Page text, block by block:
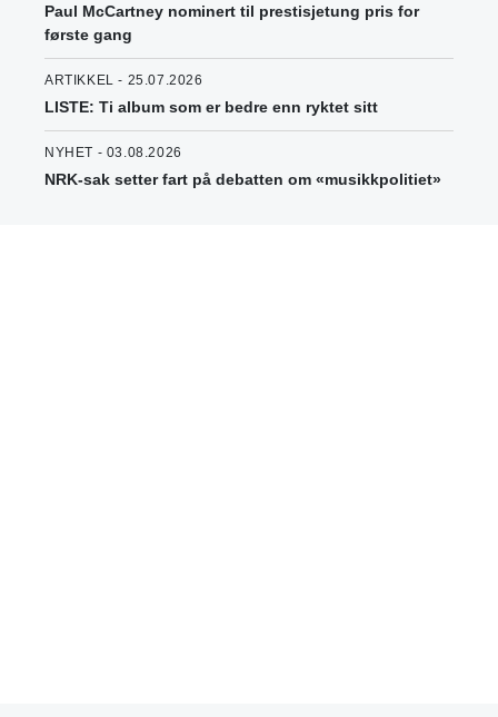
Paul McCartney nominert til prestisjetung pris for
første gang
ARTIKKEL - 25.07.2026
LISTE: Ti album som er bedre enn ryktet sitt
NYHET - 03.08.2026
NRK-sak setter fart på debatten om «musikkpolitiet»